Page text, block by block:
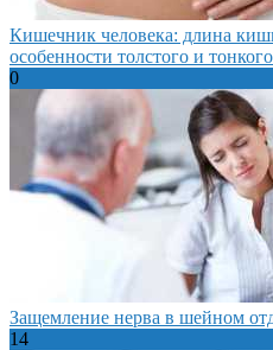
Кишечник человека: длина
особенности толстого и
0
Защемление нерва в шейном
14